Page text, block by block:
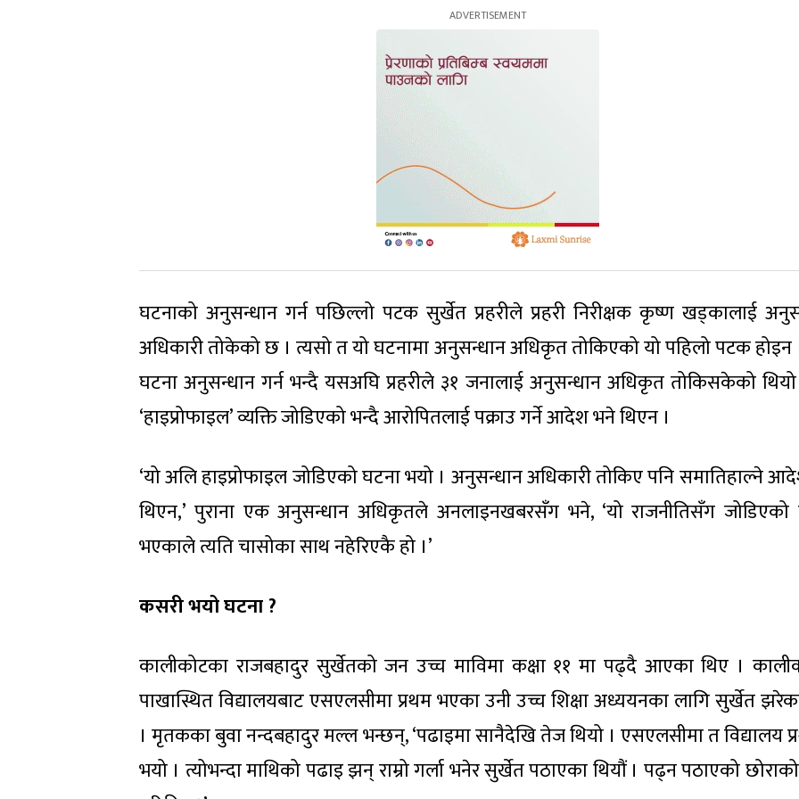
घटनाको अनुसन्धान गर्न पछिल्लो पटक सुर्खेत प्रहरीले प्रहरी निरीक्षक कृष्ण खड्कालाई
अधिकारी तोकेको छ । त्यसो त यो घटनामा अनुसन्धान अधिकृत तोकिएको यो पहिलो पटक होइन
घटना अनुसन्धान गर्न भन्दै यसअघि प्रहरीले ३१ जनालाई अनुसन्धान अधिकृत तोकिसकेको
‘हाइप्रोफाइल’ व्यक्ति जोडिएको भन्दै आरोपितलाई पक्राउ गर्ने आदेश भने थिएन ।
‘यो अलि हाइप्रोफाइल जोडिएको घटना भयो । अनुसन्धान अधिकारी तोकिए पनि समातिहाल्ने
थिएन,’ पुराना एक अनुसन्धान अधिकृतले अनलाइनखबरसँग भने, ‘यो राजनीतिसँग जोडिएको
भएकाले त्यति चासोका साथ नहेरिएकै हो ।’
कसरी भयो घटना ?
कालीकोटका राजबहादुर सुर्खेतको जन उच्च माविमा कक्षा ११ मा पढ्दै आएका थिए ।
पाखास्थित विद्यालयबाट एसएलसीमा प्रथम भएका उनी उच्च शिक्षा अध्ययनका लागि सुर्खेत
। मृतकका बुवा नन्दबहादुर मल्ल भन्छन्, ‘पढाइमा सानैदेखि तेज थियो । एसएलसीमा त विद्यालय
भयो । त्योभन्दा माथिको पढाइ झन् राम्रो गर्ला भनेर सुर्खेत पठाएका थियौं । पढ्न पठाएको